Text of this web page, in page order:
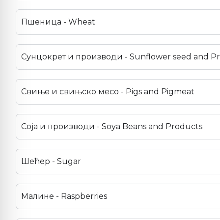
Пшеница - Wheat
Сунцокрет и производи - Sunflower seed and
Свиње и свињско месо - Pigs and Pigmeat
Соја и производи - Soya Beans and Products
Шећер - Sugar
Малине - Raspberries